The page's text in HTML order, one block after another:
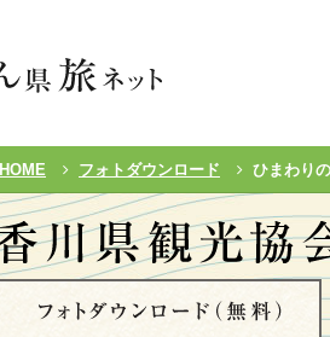
HOME フォトダウンロード ひまわり